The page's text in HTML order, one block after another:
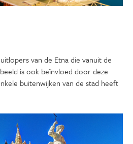
van de Etna die vanuit de
is ook beïnvloed door deze
buitenwijken van de stad heeft